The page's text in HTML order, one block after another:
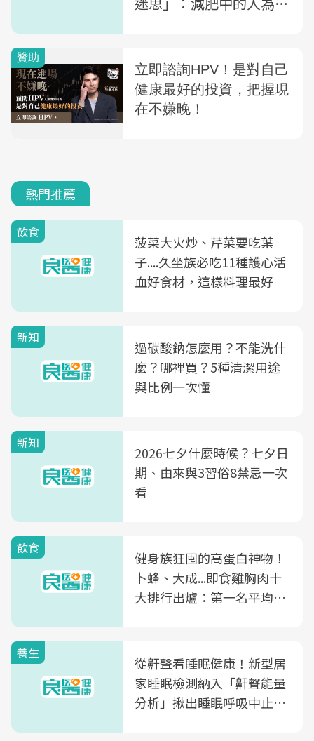
熱門推薦
飲食
菠菜大火炒、芹菜要吃葉
子....久坐族必吃11種護心活
血好食材，這樣料理最好
新知
過碳酸鈉怎麼用？不能洗什
麼？哪裡買？5種清潔用途
與比例一次懂
新知
2026七夕什麼時候？七夕日
期、由來與3習俗8禁忌一次
看
飲食
健身族狂囤的高蛋白神物！
卜蜂、大成...即食雞胸肉十
大排行出爐：第一名平均一
養生
從鼾聲看睡眠健康！新型居
家睡眠檢測納入「鼾聲能量
分析」揪出睡眠呼吸中止症